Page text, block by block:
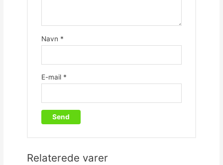
Navn *
E-mail *
Relaterede varer